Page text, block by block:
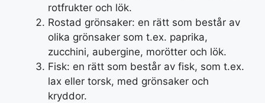
rotfrukter och lök.
Rostad grönsaker: en rätt som består av
olika grönsaker som t.ex. paprika,
zucchini, aubergine, morötter och lök.
Fisk: en rätt som består av fisk, som t.ex.
lax eller torsk, med grönsaker och
kryddor.